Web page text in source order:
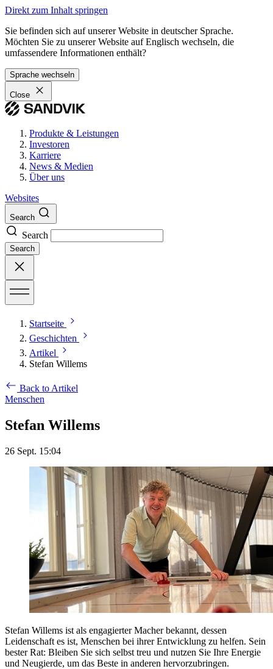
Direkt zum Inhalt springen
Sie befinden sich auf unserer Website in deutscher Sprache.
Möchten Sie zu unserer Website auf Englisch wechseln, die
umfassendere Informationen enthält?
Sprache wechseln
Close
Produkte & Leistungen
Investoren
Karriere
News & Medien
Über uns
Websites
Search
Search
Search
Startseite
Geschichten
Artikel
Stefan Willems
Back to Artikel
Menschen
Stefan Willems
26 Sept. 15:04
Stefan Willems ist als engagierter Macher bekannt, dessen
Leidenschaft es ist, Menschen bei ihrer Entwicklung zu helfen. Sein
bester Rat: Bleiben Sie sich selbst treu und nutzen Sie Ihre Energie
und Neugierde, um das Beste in anderen hervorzubringen.